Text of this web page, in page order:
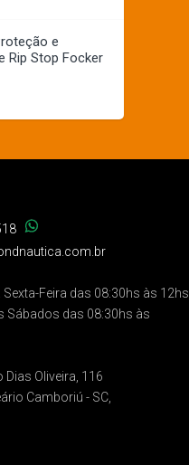
e
Rip Stop Focker
Sexta-Feira das 08:30hs às 12hs
Sábados das 08:30hs às
Dias Oliveira, 116
Camboriú - SC,